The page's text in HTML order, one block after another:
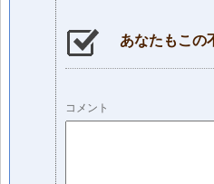
あなたもこの
コメント